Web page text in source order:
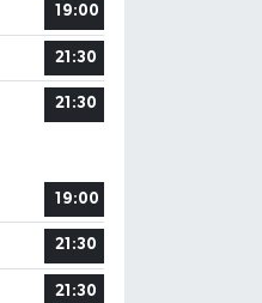
19:00
21:30
21:30
19:00
21:30
21:30